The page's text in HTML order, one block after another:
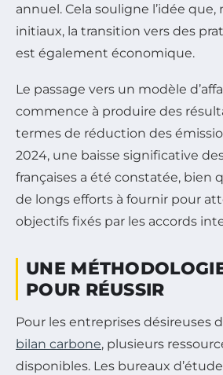
annuel. Cela souligne l’idée
initiaux, la transition vers des
est également économique.
Le passage vers un modèle
commence à produire des
termes de réduction des
2024, une baisse significative
françaises a été constatée, bien
de longs efforts à fournir pour
objectifs fixés par les accords
UNE
POUR RÉUSSIR
Pour les entreprises désireuses
bilan carbone, plusieurs
disponibles. Les bureaux